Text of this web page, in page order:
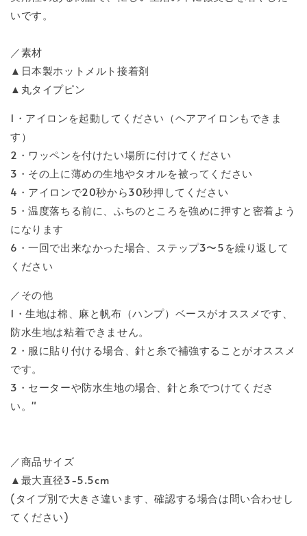
いです。
／素材
▲日本製ホットメルト接着剤
▲丸タイプピン
1・アイロンを起動してください（ヘアアイロンもできま
す）
2・ワッペンを付けたい場所に付けてください
3・その上に薄めの生地やタオルを被ってください
4・アイロンで20秒から30秒押してください
5・温度落ちる前に、ふちのところを強めに押すと密着よう
になります
6・一回で出来なかった場合、ステップ3〜5を繰り返して
ください
／その他
1・生地は棉、麻と帆布（ハンプ）ベースがオススメです、
防水生地は粘着できません。
2・服に貼り付ける場合、針と糸で補強することがオススメ
です。
3・セーターや防水生地の場合、針と糸でつけてくださ
い。"
／商品サイズ
▲最大直径3-5.5cm
(タイプ別で大きさ違います、確認する場合は問い合わせし
てください)